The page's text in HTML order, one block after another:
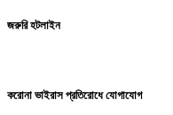
জরুরি হটলাইন
করোনা ভাইরাস প্রতিরোধে যোগাযোগ